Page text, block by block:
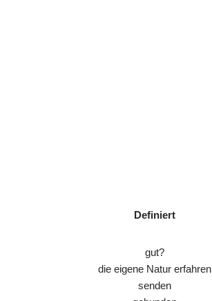
Definiert
gut?
die eigene Natur erfahren
senden